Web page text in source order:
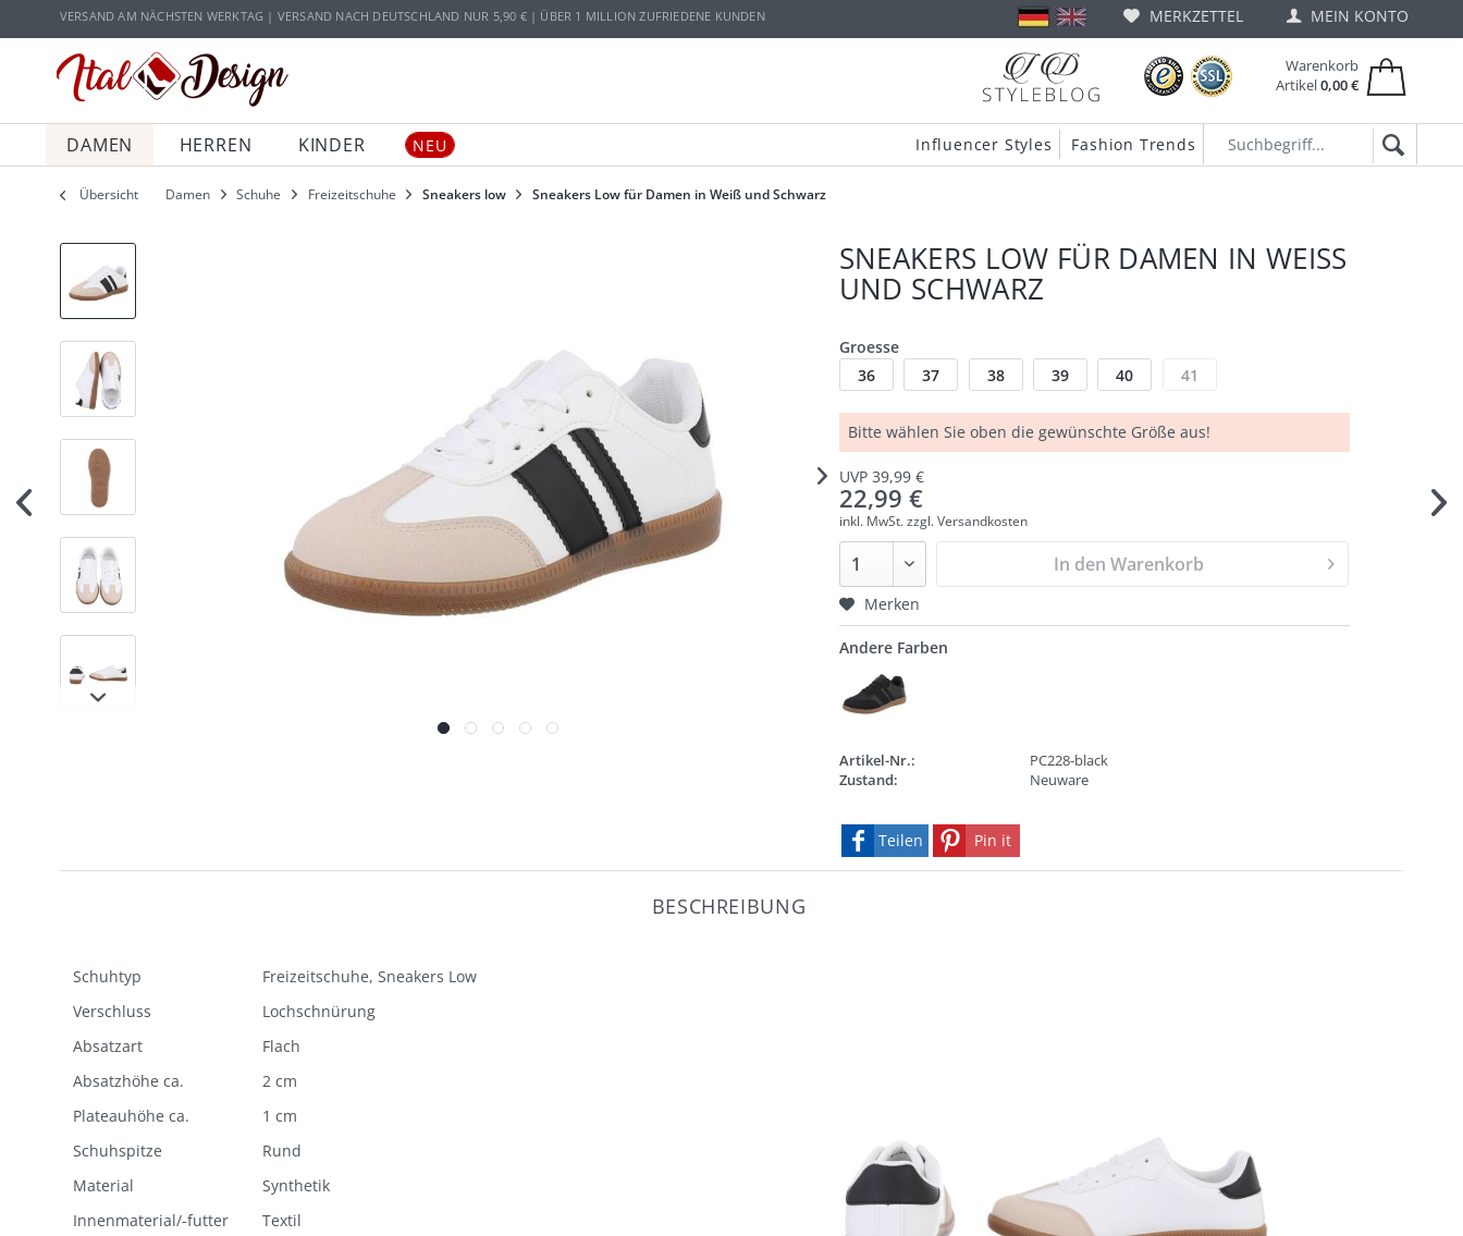
Zur Hauptnavigation springen Zum Hauptinhalt springen
VERSAND AM NÄCHSTEN WERKTAG | VERSAND NACH DEUTSCHLAND NUR 5,90 € | ÜBER 1 MILLION ZUFRIEDENE KUNDEN MERKZETTEL MEIN KONTO
Warenkorb
Artikel0,00 €
DAMEN HERREN KINDER NEU Influencer Styles Fashion Trends
Übersicht Damen Schuhe Freizeitschuhe Sneakers low Sneakers Low für Damen in Weiß und Schwarz
SNEAKERS LOW FÜR DAMEN IN WEISS U
ND SCHWARZ
Groesse
36
37 38 39 40 41
Bitte wählen Sie oben die gewünschte Größe aus!
UVP 39,99 €
22,99 €
inkl. MwSt. zzgl. Versandkosten
In den Warenkorb
Merken
Andere Farben
Artikel-Nr.:
PC228-black
Zustand:
Neuware
Teilen Pin it
BESCHREIBUNG
Schuhtyp
Freizeitschuhe, Sneakers Low
Verschluss
Lochschnürung
Absatzart
Flach
Absatzhöhe ca.
2 cm
Plateauhöhe ca.
1 cm
Schuhspitze
Rund
Material
Synthetik
Innenmaterial/-futter
Textil